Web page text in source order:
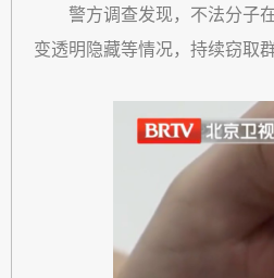
警方调查发现，不法分子
变透明隐藏等情况，持续窃取